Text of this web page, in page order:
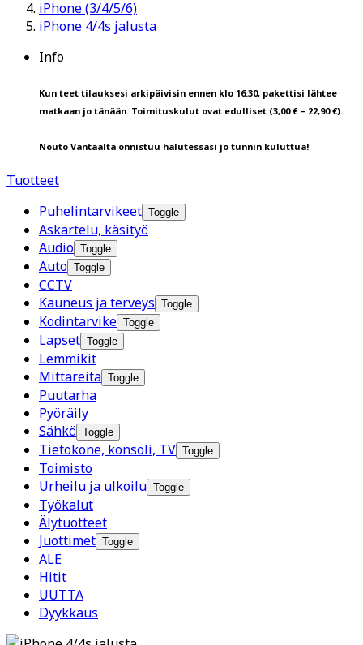
iPhone (3/4/5/6)
iPhone 4/4s jalusta
Info
Kun teet tilauksesi arkipäivisin ennen klo 16:30, pakettisi lähtee
matkaan jo tänään. Toimituskulut ovat edulliset (3,00 € – 22,90 €).
Nouto Vantaalta onnistuu halutessasi jo tunnin kuluttua!
Tuotteet
Puhelintarvikeet Toggle
Askartelu, käsityö
Audio Toggle
Auto Toggle
CCTV
Kauneus ja terveys Toggle
Kodintarvike Toggle
Lapset Toggle
Lemmikit
Mittareita Toggle
Puutarha
Pyöräily
Sähkö Toggle
Tietokone, konsoli, TV Toggle
Toimisto
Urheilu ja ulkoilu Toggle
Työkalut
Älytuotteet
Juottimet Toggle
ALE
Hitit
UUTTA
Dyykkaus